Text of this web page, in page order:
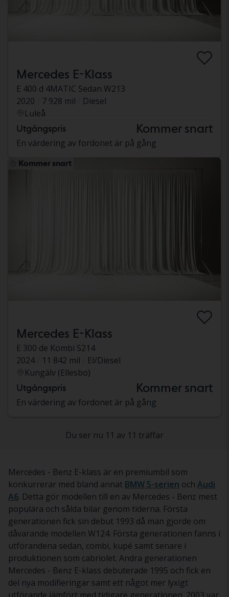
Mercedes E-Klass
E 400 d 4MATIC Sedan W213
2020
7 928 mil
Diesel
Luleå
Utgångspris Kommer snart
En värdering av fordonet är på gång
Kommer snart
Mercedes E-Klass
E 300 de Kombi S214
2024
11 842 mil
El/Diesel
Kungälv (Ellesbo)
Utgångspris Kommer snart
En värdering av fordonet är på gång
Du ser nu 11 av 11 träffar
Mercedes - Benz E-klass är en premiumbil som
konkurrerar med bland annat BMW 5-serien och Audi
A6. Detta gör modellen till en av Mercedes - Benz mest
populära och sålda bilar genom tiderna. Första
generationen fick sin debut 1993 då man gjorde om
dåvarande modellen W124. Första generationen fanns i
utförandena sedan, combi, kupé samt senare i
produktionen som cabriolet. Andra generationen
Mercedes - Benz E-klass debuterade 1995 och fick en
del nya modifieringar samt ett något mer lyxigt
utförande jämfört med tidigare generationen. 2003 var